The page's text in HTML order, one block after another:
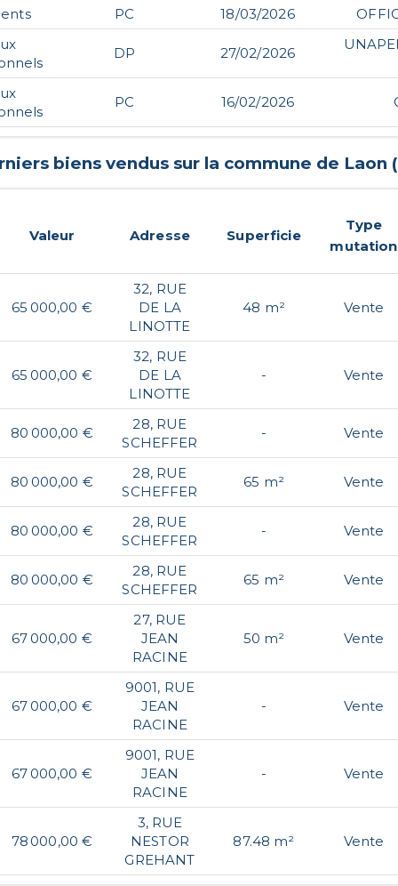
PC 18/03/2026
DP 27/02/2026
PC 16/02/2026
biens vendus sur la commune de Laon (
Valeur Adresse Superficie
Type
mutation
65 000,00 €
32, RUE
DE LA
LINOTTE
48 m² Vente
65 000,00 €
32, RUE
DE LA
LINOTTE
- Vente
80 000,00 €
28, RUE
SCHEFFER
- Vente
80 000,00 €
28, RUE
SCHEFFER
65 m² Vente
80 000,00 €
28, RUE
SCHEFFER
- Vente
80 000,00 €
28, RUE
SCHEFFER
65 m² Vente
67 000,00 €
27, RUE
JEAN
RACINE
50 m² Vente
67 000,00 €
9001, RUE
JEAN
RACINE
- Vente
67 000,00 €
9001, RUE
JEAN
RACINE
- Vente
78 000,00 €
3, RUE
NESTOR
GREHANT
87.48 m² Vente